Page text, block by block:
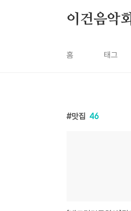
이건음악회
홈 태그
맛집 46